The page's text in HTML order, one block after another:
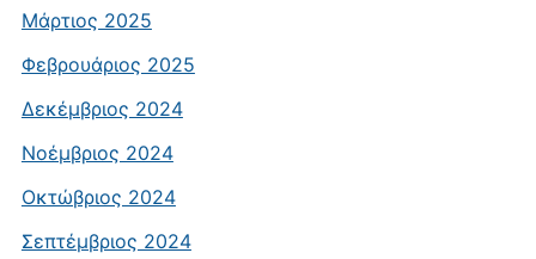
Μάρτιος 2025
Φεβρουάριος 2025
Δεκέμβριος 2024
Νοέμβριος 2024
Οκτώβριος 2024
Σεπτέμβριος 2024